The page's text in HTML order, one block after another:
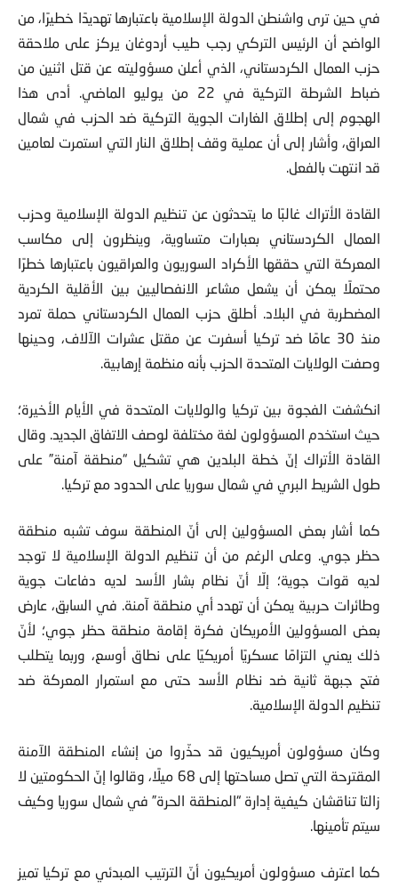
الواضح أن الرئيس التركي رجب طيب أردوغان يركز على ملاحقة
حزب العمال الكردستاني، الذي أعلن مسؤوليته عن قتل اثنين من
ضباط الشرطة التركية في 22 من يوليو الماضي. أدى هذا
الهجوم إلى إطلاق الغارات الجوية التركية ضد الحزب في شمال
العراق، وأشار إلى أن عملية وقف إطلاق النار التي استمرت لعامين
قد انتهت بالفعل.
العمال الكردستاني بعبارات متساوية، وينظرون إلى مكاسب
المعركة التي حققها الأكراد السوريون والعراقيون باعتبارها خطرًا
محتملًا يمكن أن يشعل مشاعر الانفصاليين بين الأقلية الكردية
المضطربة في البلاد. أطلق حزب العمال الكردستاني حملة تمرد
منذ 30 عامًا ضد تركيا أسفرت عن مقتل عشرات الآلاف، وحينها
وصفت الولايات المتحدة الحزب بأنه منظمة إرهابية.
حيث استخدم المسؤولون لغة مختلفة لوصف الاتفاق الجديد. وقال
القادة الأتراك إنّ خطة البلدين هي تشكيل “منطقة آمنة” على
طول الشريط البري في شمال سوريا على الحدود مع تركيا.
حظر جوي. وعلى الرغم من أن تنظيم الدولة الإسلامية لا توجد
لديه قوات جوية؛ إلّا أنّ نظام بشار الأسد لديه دفاعات جوية
وطائرات حربية يمكن أن تهدد أي منطقة آمنة. في السابق، عارض
بعض المسؤولين الأمريكان فكرة إقامة منطقة حظر جوي؛ لأنّ
ذلك يعني التزامًا عسكريًا أمريكيًا على نطاق أوسع، وربما يتطلب
فتح جبهة ثانية ضد نظام الأسد حتى مع استمرار المعركة ضد
تنظيم الدولة الإسلامية.
المقترحة التي تصل مساحتها إلى 68 ميلًا، وقالوا إنّ الحكومتين لا
زالتا تناقشان كيفية إدارة “المنطقة الحرة” في شمال سوريا وكيف
سيتم تأمينها.
بالحساسية والتعقيد، وقالوا إنهم يحثون أنقرة على ضبط النفس